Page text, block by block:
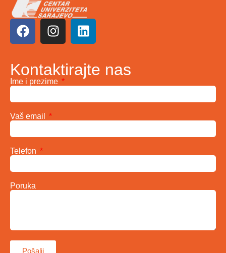
Kontaktirajte nas
Ime i prezime
Vaš email
Telefon
Poruka
Pošalji